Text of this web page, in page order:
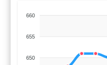
660
655
650